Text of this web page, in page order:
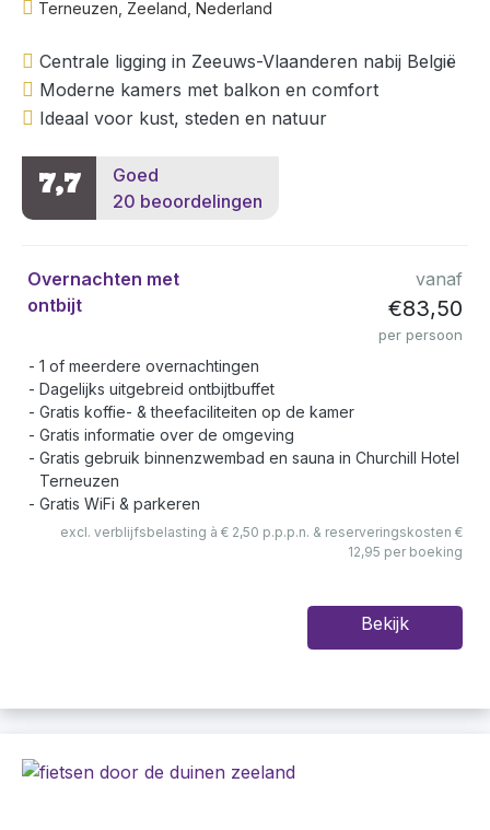
Terneuzen, Zeeland, Nederland
Centrale ligging in Zeeuws-Vlaanderen nabij België
Moderne kamers met balkon en comfort
Ideaal voor kust, steden en natuur
7,7
Goed
20 beoordelingen
Overnachten met
ontbijt
vanaf
€83,50
per persoon
1 of meerdere overnachtingen
Dagelijks uitgebreid ontbijtbuffet
Gratis koffie- & theefaciliteiten op de kamer
Gratis informatie over de omgeving
Gratis gebruik binnenzwembad en sauna in Churchill Hotel
Terneuzen
Gratis WiFi & parkeren
excl. verblijfsbelasting à € 2,50 p.p.p.n. & reserveringskosten €
12,95 per boeking
Bekijk